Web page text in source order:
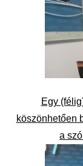
Egy
köszönhetően
a